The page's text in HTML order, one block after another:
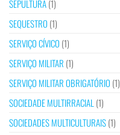
SEPULTURA(1)
SEQUESTRO (1)
SERVIÇO CÍVICO (1)
SERVIÇO MILITAR (1)
SERVIÇO MILITAR OBRIGATÓRIO (1)
SOCIEDADE MULTIRRACIAL (1)
SOCIEDADES MULTICULTURAIS(1)